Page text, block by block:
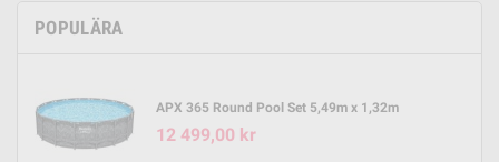
POPULÄRA
APX 365 Round Pool Set 5,49m x 1,32m
12 499,00 kr